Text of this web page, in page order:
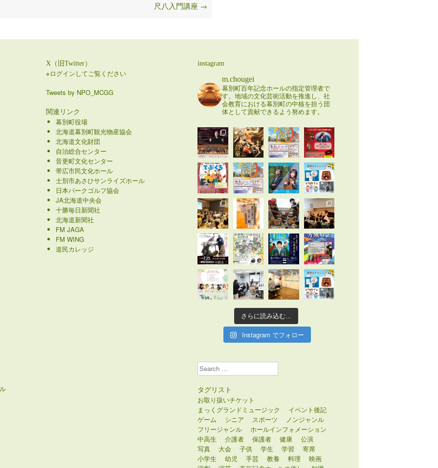
尺八入門講座 →
X（旧Twitter）
※ログインしてご覧ください
Tweets by NPO_MCGG
関連リンク
幕別町役場
北海道幕別町観光物産協会
北海道文化財団
自治総合センター
音更町文化センター
帯広市民文化ホール
士別市あさひサンライズホール
日本パークゴルフ協会
JA北海道中央会
十勝毎日新聞社
北海道新聞社
FM JAGA
FM WING
道民カレッジ
instagram
m.chougei
幕別町百年記念ホールの指定管理者で
す。地域の文化芸術活動を推進し、社
会教育における幕別町の中核を担う団
体として貢献できるよう努めます。
さらに読み込む...
Instagram でフォロー
Search
タグリスト
お取り扱いチケット
まっくグランドミュージック
イベント後記
ゲーム
シニア スポーツ
ノンジャンル
フリージャンル
ホールインフォメーション
中高生
介護者 保護者 健康
公演
写真
大会 子供 学生 学習
寄席
小学生
幼児 手芸 教養 料理
映画